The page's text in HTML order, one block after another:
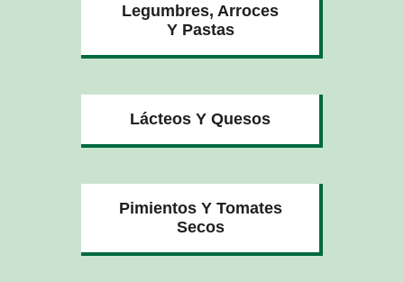
Legumbres, Arroces
Y Pastas
Lácteos Y Quesos
Pimientos Y Tomates
Secos